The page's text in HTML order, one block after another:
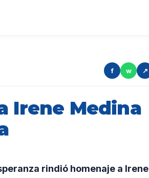
f w ↗
Irene Medina
rindió homenaje a Irene